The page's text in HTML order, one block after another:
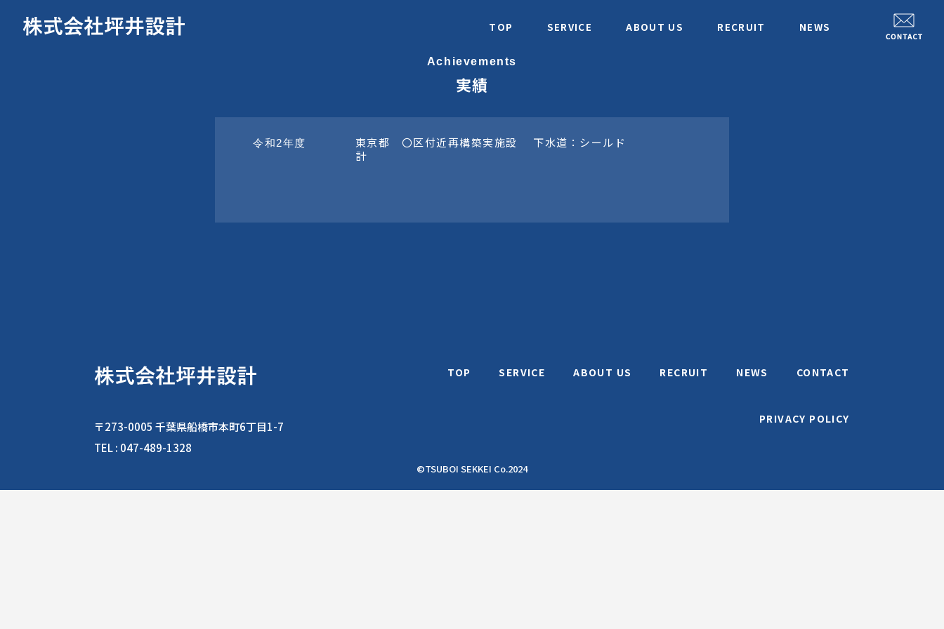
TOP SERVICE ABOUT US RECRUIT NEWS
Achievements
実績
令和2年度
東京都 〇区付近再構築実施設
計
下水道：シールド
〒273-0005 千葉県船橋市本町6丁目1-7
TEL : 047-489-1328
TOP SERVICE ABOUT US RECRUIT NEWS CONTACT
PRIVACY POLICY
©TSUBOI SEKKEI Co.2024